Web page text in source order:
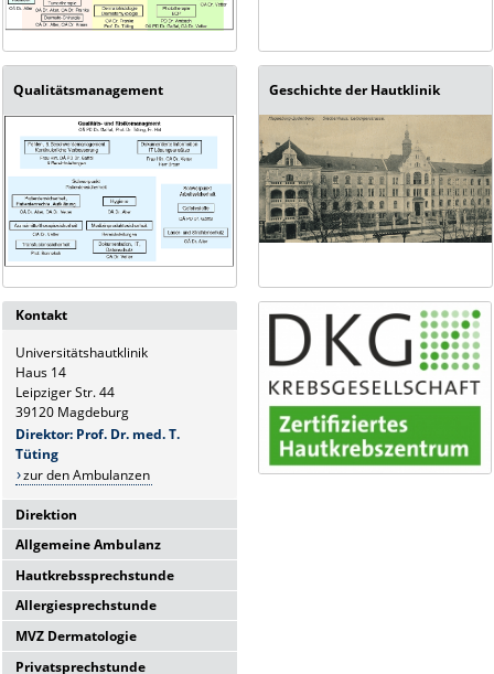
Qualitätsmanagement Geschichte der Hautklinik
Kontakt
Universitätshautklinik
Haus 14
Leipziger Str. 44
39120 Magdeburg
Direktor: Prof. Dr. med. T.
Tüting
zur den Ambulanzen
Allgemeine Ambulanz
Sie erreichen uns telefonisch Mo-
Fr.:
8-10 Uhr
Hier finden Sie uns:
verglaster Seiteneingang links
Hautkrebssprechstunde
Sie erreichen uns telefonisch Mo-
Fr.:
8:00 - 10:00 Uhr
Allergiesprechstunde
Sie erreichen uns telefonisch Mo-
Fr.:
MVZ Dermatologie
Privatsprechstunde
Direktion
Universitätshautklinik
Haus 14
Leipziger Str. 44
39120 Magdeburg
Direktor: Prof. Dr. med. T.
Tüting